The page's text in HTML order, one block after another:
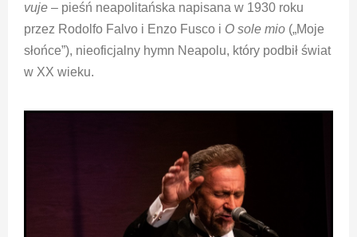
vuje – pieśń neapolitańska napisana w 1930 roku
przez Rodolfo Falvo i Enzo Fusco i O sole mio („Moje
słońce”), nieoficjalny hymn Neapolu, który podbił świat
w XX wieku.